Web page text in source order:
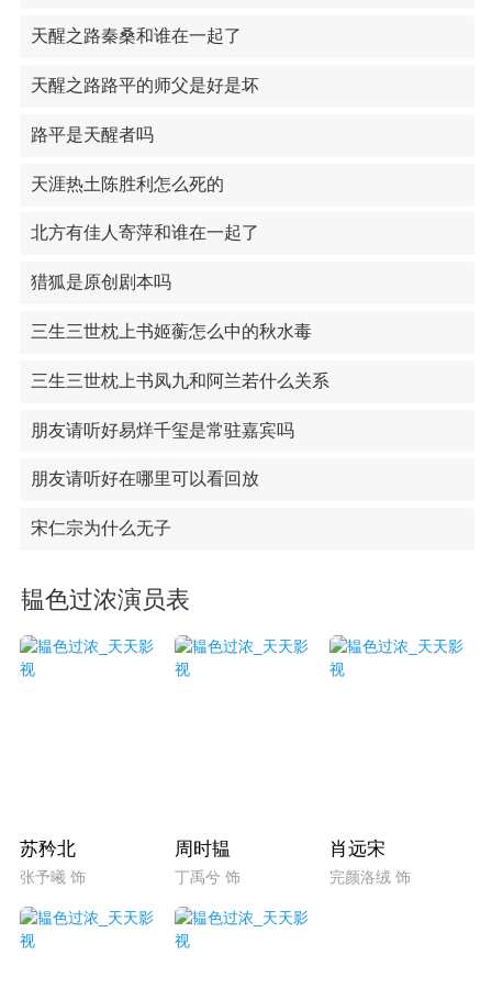
天醒之路秦桑和谁在一起了
天醒之路路平的师父是好是坏
路平是天醒者吗
天涯热土陈胜利怎么死的
北方有佳人寄萍和谁在一起了
猎狐是原创剧本吗
三生三世枕上书姬蘅怎么中的秋水毒
三生三世枕上书凤九和阿兰若什么关系
朋友请听好易烊千玺是常驻嘉宾吗
朋友请听好在哪里可以看回放
宋仁宗为什么无子
韫色过浓演员表
苏矜北
张予曦 饰
周时韫
丁禹兮 饰
肖远宋
完颜洛绒 饰